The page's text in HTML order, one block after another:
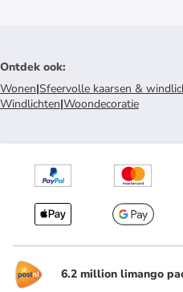
Ontdek ook:
Wonen|Sfeervolle kaarsen &
Windlichten|Woondecoratie
6.2 million limango